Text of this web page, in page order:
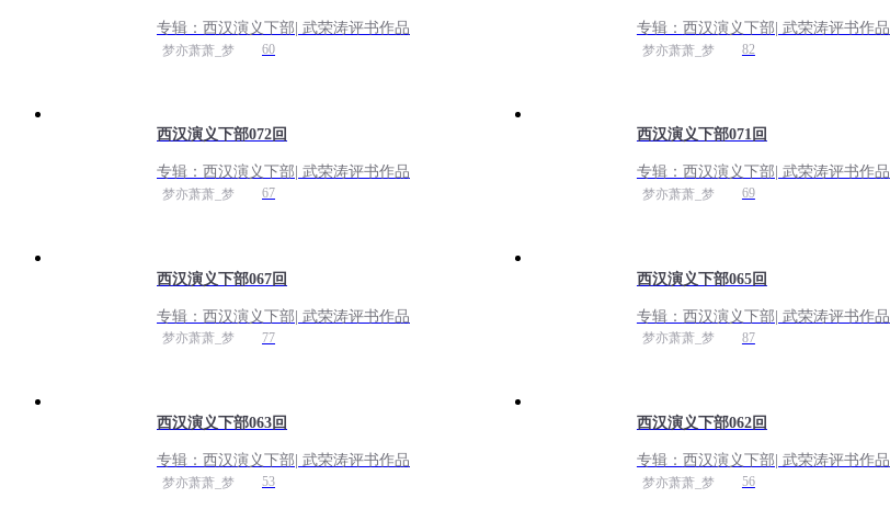
专辑： 西汉演义下部| 武荣涛评书作品
梦亦萧萧_梦 60
专辑： 西汉演义下部| 武荣涛评书作品
梦亦萧萧_梦 82
西汉演义下部072回
专辑： 西汉演义下部| 武荣涛评书作品
梦亦萧萧_梦 67
西汉演义下部071回
专辑： 西汉演义下部| 武荣涛评书作品
梦亦萧萧_梦 69
西汉演义下部067回
专辑： 西汉演义下部| 武荣涛评书作品
梦亦萧萧_梦 77
西汉演义下部065回
专辑： 西汉演义下部| 武荣涛评书作品
梦亦萧萧_梦 87
西汉演义下部063回
专辑： 西汉演义下部| 武荣涛评书作品
梦亦萧萧_梦 53
西汉演义下部062回
专辑： 西汉演义下部| 武荣涛评书作品
梦亦萧萧_梦 56